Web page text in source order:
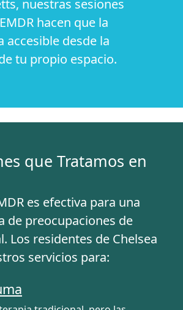
nuestras sesiones
hacen que la
accesible desde la
tu propio espacio.
que Tratamos en
es efectiva para una
de preocupaciones de
Los residentes de Chelsea
servicios para: